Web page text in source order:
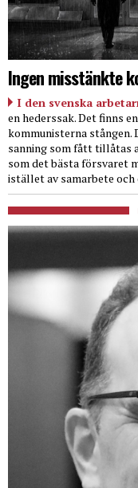
Ingen misstänkte
I den svenska
en hederssak. Det finns
kommunisterna stången.
sanning som fått tillåtas
som det bästa försvaret
istället av samarbete